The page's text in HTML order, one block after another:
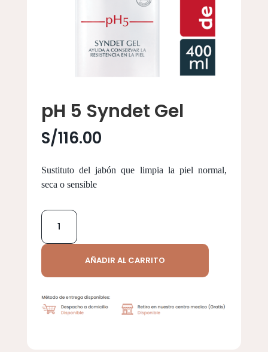
pH 5 Syndet Gel
S/116.00
Sustituto del jabón que limpia la piel normal,
seca o sensible
pH
Syndet
cantidad
AÑADIR AL CARRITO